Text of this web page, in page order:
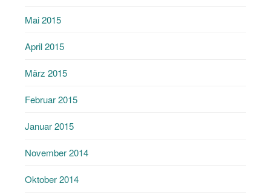
Mai 2015
April 2015
März 2015
Februar 2015
Januar 2015
November 2014
Oktober 2014